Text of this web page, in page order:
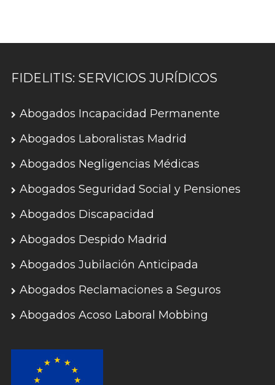
FIDELITIS: SERVICIOS JURÍDICOS
Abogados Incapacidad Permanente
Abogados Laboralistas Madrid
Abogados Negligencias Médicas
Abogados Seguridad Social y Pensiones
Abogados Discapacidad
Abogados Despido Madrid
Abogados Jubilación Anticipada
Abogados Reclamaciones a Seguros
Abogados Acoso Laboral Mobbing